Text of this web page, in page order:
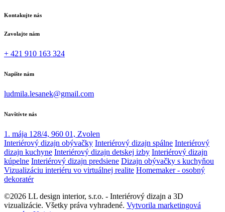
Kontakujte nás
Zavolajte nám
+ 421 910 163 324
Napíšte nám
ludmila.lesanek@gmail.com
Navštívte nás
1. mája 128/4, 960 01, Zvolen
Interiérový dizajn obývačky Interiérový dizajn spálne Interiérový
dizajn kuchyne Interiérový dizajn detskej izby Interiérový dizajn
kúpelne Interiérový dizajn predsiene Dizajn obývačky s kuchyňou
Vizualizáciu interiéru vo virtuálnej realite Homemaker - osobný
dekoratér
©2026 LL design interior, s.r.o. - Interiérový dizajn a 3D
vizualizácie. Všetky práva vyhradené. Vytvorila marketingová